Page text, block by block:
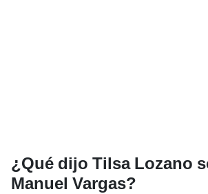
¿Qué dijo Tilsa Lozano
Manuel Vargas?